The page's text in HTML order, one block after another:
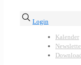
Login
Kalender